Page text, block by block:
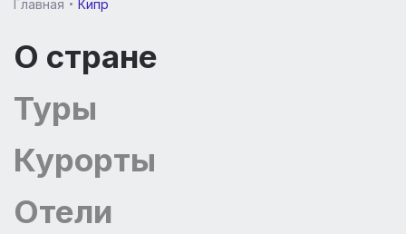
Главная Кипр
О стране
Туры
Курорты
Отели